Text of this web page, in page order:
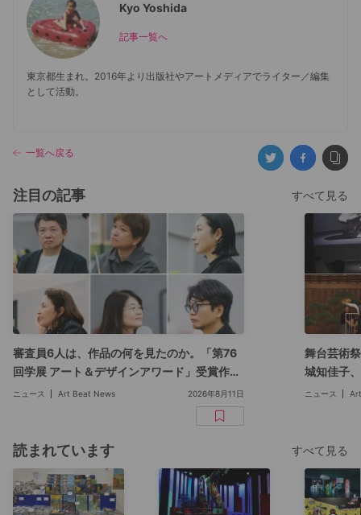
Kyo Yoshida
記事一覧へ
東京都生まれ。2016年より出版社やアートメディアでライター／編集
として活動。
一覧へ戻る
注目の記事 すべて見る
審査員6人は、作品の何を見たのか。「第76
回学展 アート＆デザインアワード」受賞作品
展、国立新美術館で8月16日まで
ニュース Art Beat News 2026年8月11日
舞台芸術
城知佳子
ーぽん」
ニュース
読まれています すべて見る